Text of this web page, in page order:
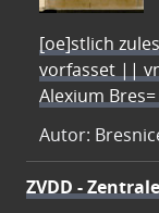
[oe]stlich
vorfasset ||
Alexium
Autor:
ZVDD -